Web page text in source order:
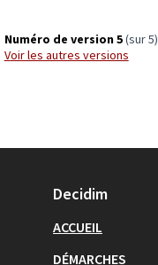
Numéro de version 5(sur 5)
voir les autres versions
Decidim
ACCUEIL
DÉMARCHES